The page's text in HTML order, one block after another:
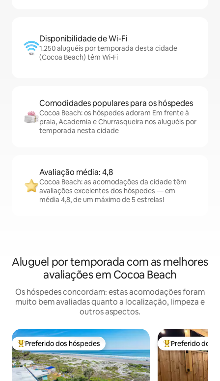
Disponibilidade de Wi-Fi
1.250 aluguéis por temporada desta cidade
(Cocoa Beach) têm Wi-Fi
Comodidades populares para os hóspedes
Cocoa Beach: os hóspedes adoram Em frente à
praia, Academia e Churrasqueira nos aluguéis por
temporada nesta cidade
Avaliação média: 4,8
Cocoa Beach: as acomodações da cidade têm
avaliações excelentes dos hóspedes — em
média 4,8, de um máximo de 5 estrelas!
Aluguel por temporada com as melhores
avaliações em Cocoa Beach
Os hóspedes concordam: estas acomodações foram
muito bem avaliadas quanto a localização, limpeza e
outros aspectos.
Entre os melhores preferidos dos hóspedes
Preferido dos hóspedes Entre os
Preferido dos